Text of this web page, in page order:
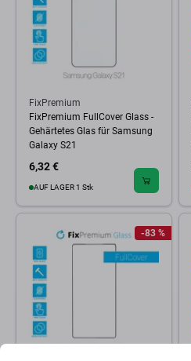
FixPremium
FixPremium FullCover Glass -
Gehärtetes Glas für Samsung
Galaxy S21
6,32 €
AUF LAGER 1 Stk
-83 %